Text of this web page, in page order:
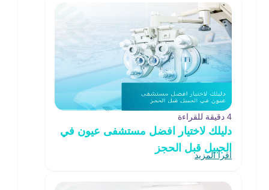
4 دقيقة للقراءة
دليلك لاختيار افضل مستشفى عيون في
الجبيل قبل الحجز
اقرأ المزيد